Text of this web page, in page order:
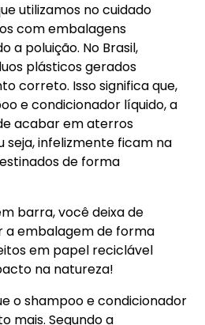
utilizamos no cuidado
com embalagens
a poluição. No Brasil,
plásticos gerados
correto. Isso significa que,
e condicionador líquido, a
acabar em aterros
seja, infelizmente ficam na
de forma
barra, você deixa de
a embalagem de forma
em papel reciclável
na natureza!
o shampoo e condicionador
mais. Segundo a